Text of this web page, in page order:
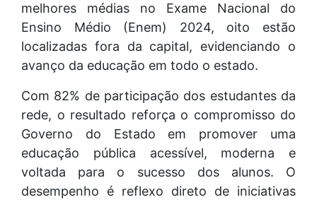
melhores médias no Exame Nacional do
Ensino Médio (Enem) 2024, oito estão
localizadas fora da capital, evidenciando o
avanço da educação em todo o estado.
Com 82% de participação dos estudantes da
rede, o resultado reforça o compromisso do
Governo do Estado em promover uma
educação pública acessível, moderna e
voltada para o sucesso dos alunos. O
desempenho é reflexo direto de iniciativas